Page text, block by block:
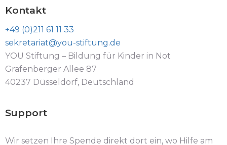
Kontakt
+49 (0)211 61 11 33
sekretariat@you-stiftung.de
YOU Stiftung – Bildung für Kinder in Not
Grafenberger Allee 87
40237 Düsseldorf, Deutschland
Support
Wir setzen Ihre Spende direkt dort ein, wo Hilfe am